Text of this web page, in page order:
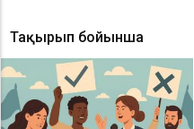
Тақырып бойынша